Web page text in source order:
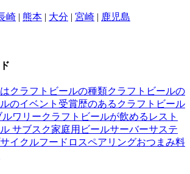
崎 | 熊本 | 大分 | 宮崎 | 鹿児島
クラフトビールの種類クラフトビールの
のイベント 受賞歴のあるクラフトビール
ルワリークラフトビールが飲めるレスト
サブスク家庭用ビールサーバーサステ
イクルフードロスペアリングおつまみ料